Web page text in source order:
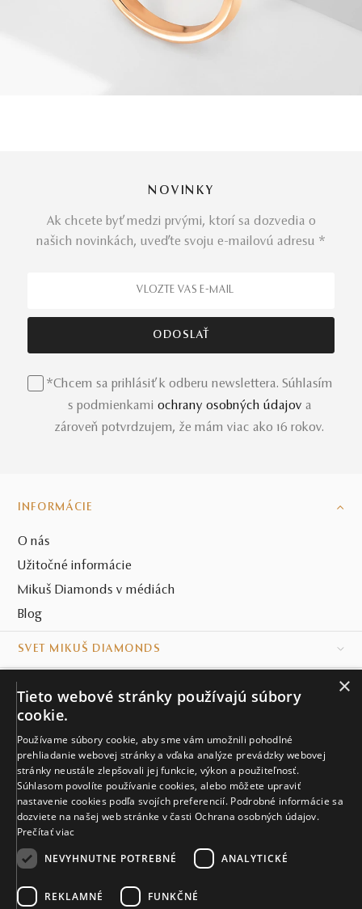
NOVINKY
Ak chcete byť medzi prvými, ktorí sa dozvedia o
našich novinkách, uveďte svoju e-mailovú adresu *
*Chcem sa prihlásiť k odberu newslettera. Súhlasím
s podmienkami ochrany osobných údajov a
zároveň potvrdzujem, že mám viac ako 16 rokov.
INFORMÁCIE
O nás
Užitočné informácie
Mikuš Diamonds v médiách
Blog
SVET MIKUŠ DIAMONDS
KONTAKT
Naše klenotníctva
Sídlo spoločnosti
© MIKUŠ DIAMONDS, A.S. 2026. VŠETKY PRÁVA VYHRADENÉ.
×
Tieto webové stránky používajú súbory
cookie.
Používame súbory cookie, aby sme vám umožnili pohodlné
prehliadanie webovej stránky a vďaka analýze prevádzky webovej
stránky neustále zlepšovali jej funkcie, výkon a použiteľnosť.
Súhlasom povolíte používanie cookies, alebo môžete upraviť
nastavenie cookies podľa svojích preferencií. Podrobné informácie sa
dozviete na našej web stránke v časti Ochrana osobných údajov.
Prečítať viac
NEVYHNUTNE POTREBNÉ
ANALYTICKÉ
REKLAMNÉ FUNKČNÉ